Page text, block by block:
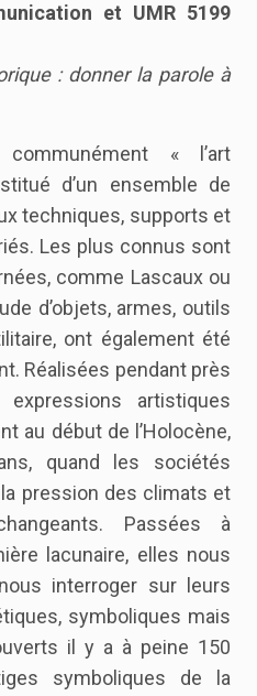
et UMR 5199
: donner la parole à
« l’art
d’un ensemble de
techniques, supports et
Les plus connus sont
comme Lascaux ou
d’objets, armes, outils
ont également été
Réalisées pendant près
artistiques
au début de l’Holocène,
quand les sociétés
pression des climats et
Passées à
lacunaire, elles nous
interroger sur leurs
symboliques mais
il y a à peine 150
symboliques de la